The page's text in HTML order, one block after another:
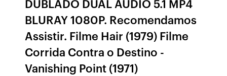
DUBLADO DUAL ÁUDIO 5.1 MP4
BLURAY 1080P. Recomendamos
Assistir. Filme Hair (1979) Filme
Corrida Contra o Destino -
Vanishing Point (1971)